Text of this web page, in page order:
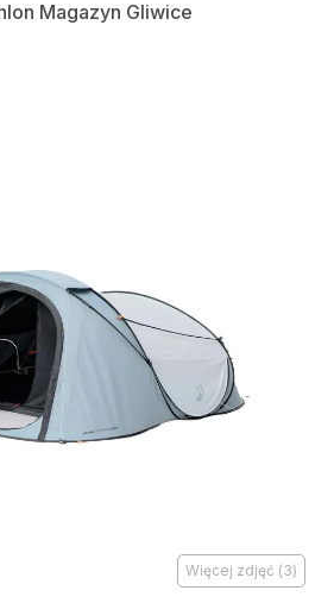
Magazyn Gliwice
Więcej zdjęć (3)